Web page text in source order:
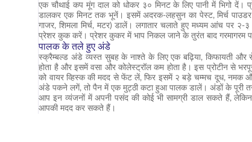
एक चौथाई कप मूंग दाल को धोकर ३० मिनट के लिए पानी में भिगो
डालकर एक मिनट तक भूनें। इसमें अदरक-लहसुन का पेस्ट, मिर्च
गाजर, शिमला मिर्च, मटर) डालें। लगातार चलाते हुए मध्यम आंच पर
प्रेशर कुक करें। प्रेशर कुकर में भाप निकल जाने के तुरंत बाद गरमागरम
पालक के तले हुए अंडे
स्क्रैम्बल्ड अंडे व्यस्त सुबह के नाश्ते के लिए एक बढ़िया, किफायती और
होता है और इसमें वसा और कोलेस्ट्रॉल कम होता है। इस प्रोटीन से
को वायर व्हिस्क की मदद से फेंट लें, फिर इसमें २ बड़े चम्मच दूध, नमक
अंडे पकने लगें, तो पैन में एक मुट्ठी कटा हुआ पालक डालें। अंडों के पूरी
आप इन व्यंजनों में अपनी पसंद की कोई भी सामग्री डाल सकते हैं,
आपकी मदद कर सकते हैं।